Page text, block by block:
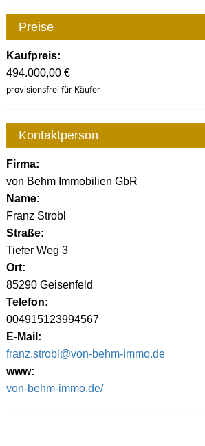
Preise
Kaufpreis:
494.000,00 €
provisionsfrei für Käufer
Kontaktperson
Firma:
von Behm Immobilien GbR
Name:
Franz Strobl
Straße:
Tiefer Weg 3
Ort:
85290 Geisenfeld
Telefon:
004915123994567
E-Mail:
franz.strobl@von-behm-immo.de
www:
von-behm-immo.de/